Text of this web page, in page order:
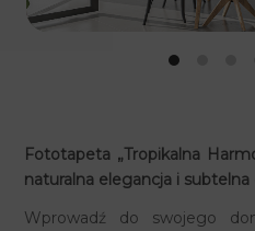
Fototapeta „Tropikalna
naturalna elegancja i
Wprowadź do swojego